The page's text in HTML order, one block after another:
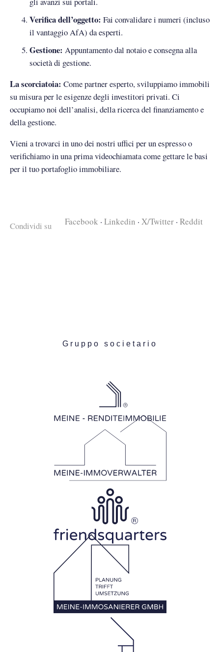
Verifica dell’oggetto: Fai convalidare i numeri (incluso
il vantaggio AfA) da esperti.
Gestione: Appuntamento dal notaio e consegna alla
società di gestione.
La scorciatoia: Come partner esperto, sviluppiamo immobili
su misura per le esigenze degli investitori privati. Ci
occupiamo noi dell’analisi, della ricerca del finanziamento e
della gestione.
Vieni a trovarci in uno dei nostri uffici per un espresso o
verifichiamo in una prima videochiamata come gettare le basi
per il tuo portafoglio immobiliare.
Condividi su Facebook · Linkedin · X/Twitter· Reddit
Gruppo societario